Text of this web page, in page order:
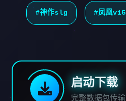
#神作slg #凤凰v15
启动下载
完整数据包传输